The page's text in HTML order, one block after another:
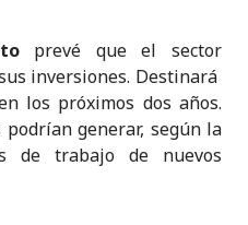
prevé que el sector
inversiones. Destinará
los próximos dos años.
generar, según la
de trabajo de nuevos